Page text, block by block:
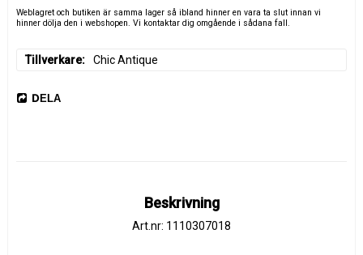
Weblagret och butiken är samma lager så ibland hinner en vara ta slut innan vi
hinner dölja den i webshopen. Vi kontaktar dig omgående i sådana fall.
Tillverkare Chic Antique
DELA
Beskrivning
Art.nr: 1110307018